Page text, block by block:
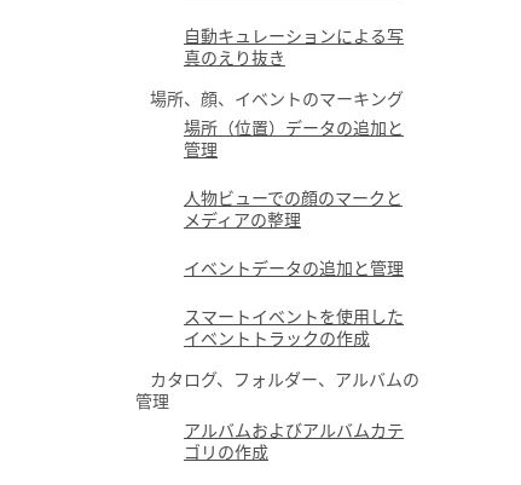
自動キュレーションによる写
真のえり抜き
場所、顔、イベントのマーキング
場所（位置）データの追加と
管理
人物ビューでの顔のマークと
メディアの整理
イベントデータの追加と管理
スマートイベントを使用した
イベントトラックの作成
カタログ、フォルダー、アルバムの
管理
アルバムおよびアルバムカテ
ゴリの作成